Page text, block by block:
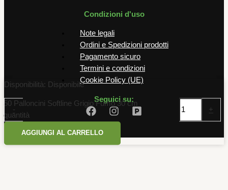
Condizioni d'uso
Note legali
Ordini e Spedizioni prodotti
Pagamento sicuro
Termini e condizioni
Cookie Policy (UE)
Seguici su:
Disponibilità: Disponibile
-
50 Palloncini Softline Grigio Fumo 30 cm
quantità
+
AGGIUNGI AL CARRELLO